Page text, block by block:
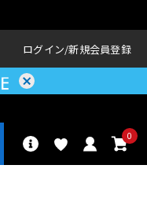
ログイン 新規会員登録
0